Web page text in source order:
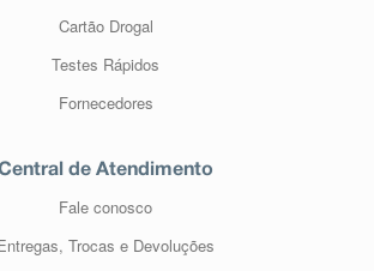
Cartão Drogal
Testes Rápidos
Fornecedores
de Atendimento
Fale conosco
Trocas e Devoluções